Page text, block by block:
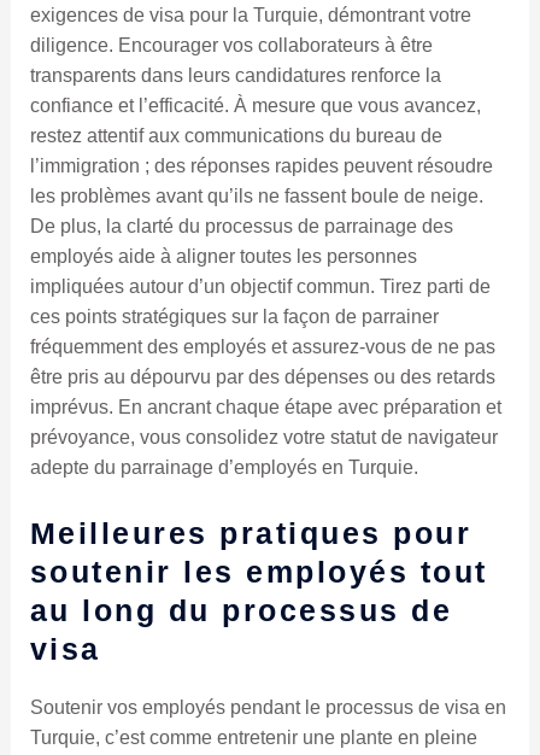
exigences de visa pour la Turquie, démontrant votre
diligence. Encourager vos collaborateurs à être
transparents dans leurs candidatures renforce la
confiance et l’efficacité. À mesure que vous avancez,
restez attentif aux communications du bureau de
l’immigration ; des réponses rapides peuvent résoudre
les problèmes avant qu’ils ne fassent boule de neige.
De plus, la clarté du processus de parrainage des
employés aide à aligner toutes les personnes
impliquées autour d’un objectif commun. Tirez parti de
ces points stratégiques sur la façon de parrainer
fréquemment des employés et assurez-vous de ne pas
être pris au dépourvu par des dépenses ou des retards
imprévus. En ancrant chaque étape avec préparation et
prévoyance, vous consolidez votre statut de navigateur
adepte du parrainage d’employés en Turquie.
Meilleures pratiques pour
soutenir les employés tout
au long du processus de
visa
Soutenir vos employés pendant le processus de visa en
Turquie, c’est comme entretenir une plante en pleine